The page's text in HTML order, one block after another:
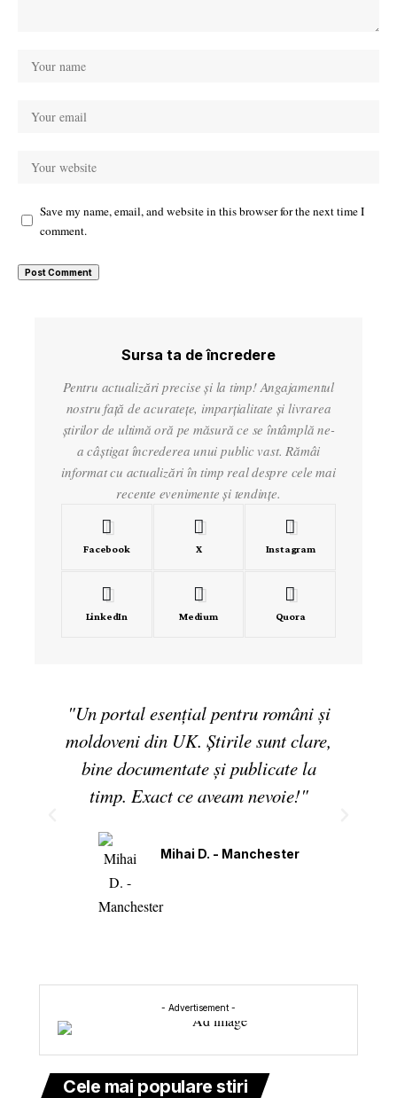
Save my name, email, and website in this browser for the next time I
comment.
Sursa ta de încredere
Pentru actualizări precise și la timp! Angajamentul
nostru față de acuratețe, imparțialitate și livrarea
știrilor de ultimă oră pe măsură ce se întâmplă ne-
a câștigat încrederea unui public vast. Rămâi
informat cu actualizări în timp real despre cele mai
recente evenimente și tendințe.
Facebook X Instagram
LinkedIn Medium Quora
"Un portal esențial pentru români și
moldoveni din UK. Știrile sunt clare,
bine documentate și publicate la
timp. Exact ce aveam nevoie!"
Mihai D. - Manchester
- Advertisement -
Cele mai populare stiri